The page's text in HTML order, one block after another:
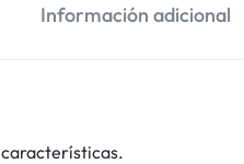
Información adicional
características.